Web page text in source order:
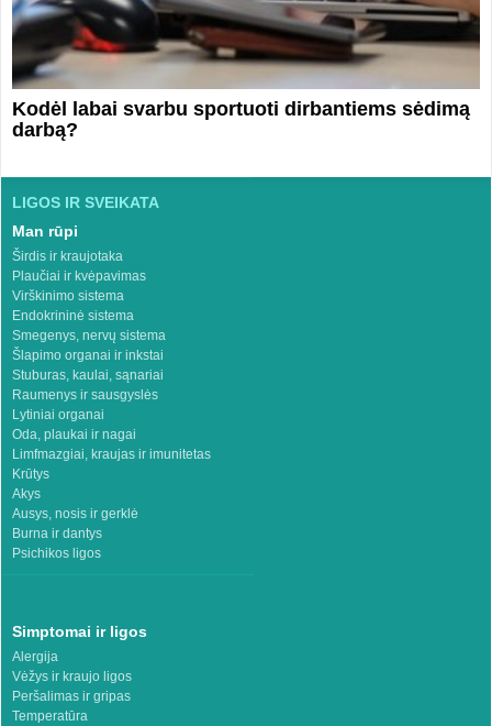
Kodėl labai svarbu sportuoti dirbantiems sėdimą
darbą?
LIGOS IR SVEIKATA
Man rūpi
Širdis ir kraujotaka
Plaučiai ir kvėpavimas
Virškinimo sistema
Endokrininė sistema
Smegenys, nervų sistema
Šlapimo organai ir inkstai
Stuburas, kaulai, sąnariai
Raumenys ir sausgyslės
Lytiniai organai
Oda, plaukai ir nagai
Limfmazgiai, kraujas ir imunitetas
Krūtys
Akys
Ausys, nosis ir gerklė
Burna ir dantys
Psichikos ligos
Simptomai ir ligos
Alergija
Vėžys ir kraujo ligos
Peršalimas ir gripas
Temperatūra